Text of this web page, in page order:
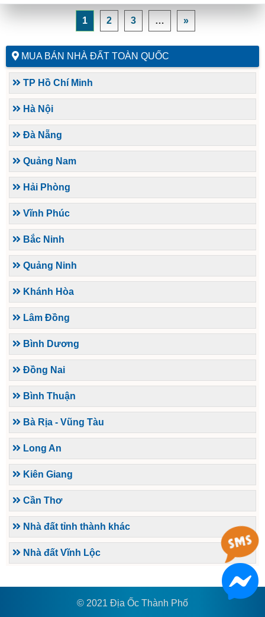
1 2 3 … »
MUA BÁN NHÀ ĐẤT TOÀN QUỐC
TP Hồ Chí Minh
Hà Nội
Đà Nẵng
Quảng Nam
Hải Phòng
Vĩnh Phúc
Bắc Ninh
Quảng Ninh
Khánh Hòa
Lâm Đồng
Bình Dương
Đồng Nai
Bình Thuận
Bà Rịa - Vũng Tàu
Long An
Kiên Giang
Cần Thơ
Nhà đất tỉnh thành khác
Nhà đất Vĩnh Lộc
© 2021 Địa Ốc Thành Phố